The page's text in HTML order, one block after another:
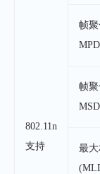
802.11n
支持
帧
帧
最